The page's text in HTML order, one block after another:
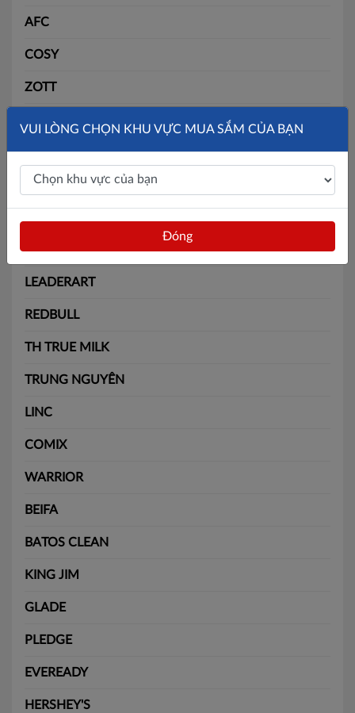
AFC
COSY
ZOTT
SLIDE
SOLITE
BÃI BẰNG
BATOS
LEADERART
REDBULL
TH TRUE MILK
TRUNG NGUYÊN
LINC
COMIX
WARRIOR
BEIFA
BATOS CLEAN
KING JIM
GLADE
PLEDGE
EVEREADY
HERSHEY'S
VUI LÒNG CHỌN KHU VỰC MUA SẮM CỦA BẠN
Đóng